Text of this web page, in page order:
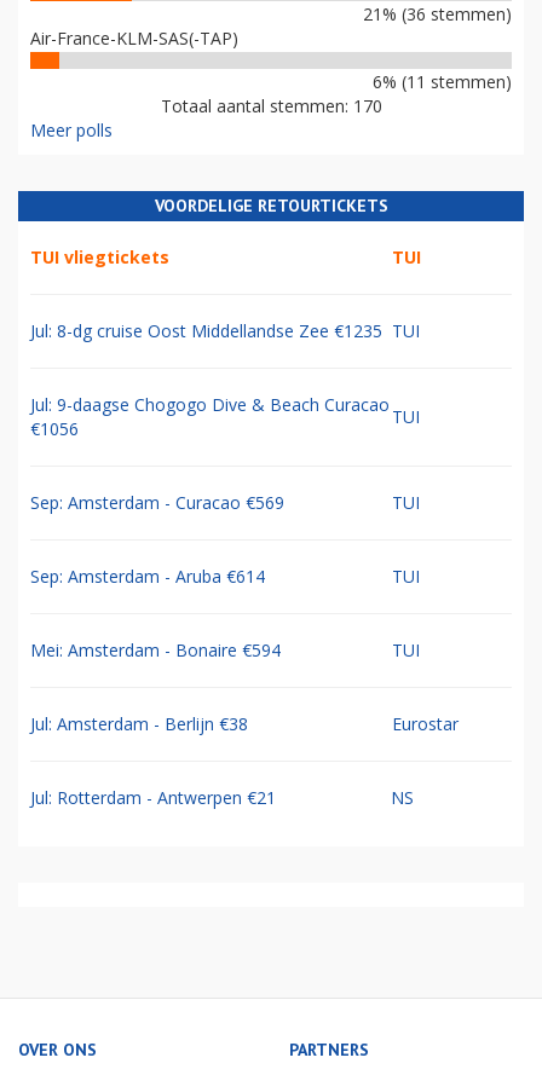
21% (36 stemmen)
Air-France-KLM-SAS(-TAP)
6% (11 stemmen)
Totaal aantal stemmen: 170
Meer polls
VOORDELIGE RETOURTICKETS
TUI vliegtickets TUI
Jul: 8-dg cruise Oost Middellandse Zee €1235 TUI
Jul: 9-daagse Chogogo Dive & Beach Curacao
€1056
TUI
Sep: Amsterdam - Curacao €569 TUI
Sep: Amsterdam - Aruba €614 TUI
Mei: Amsterdam - Bonaire €594 TUI
Jul: Amsterdam - Berlijn €38 Eurostar
Jul: Rotterdam - Antwerpen €21 NS
OVER ONS PARTNERS